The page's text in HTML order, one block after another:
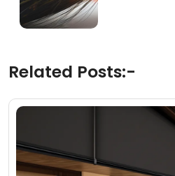
Related Posts:-